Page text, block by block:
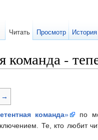
-
→
команда»
по
Те, кто любит
Читать Просмотр История